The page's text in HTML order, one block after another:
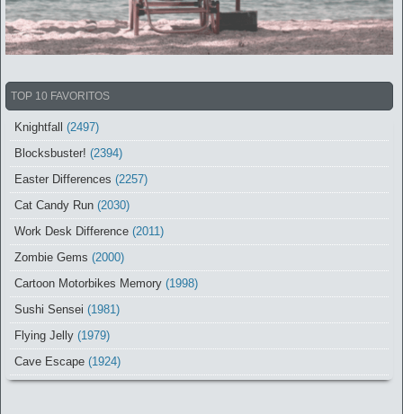
TOP 10 FAVORITOS
Knightfall (2497)
Blocksbuster! (2394)
Easter Differences (2257)
Cat Candy Run (2030)
Work Desk Difference (2011)
Zombie Gems (2000)
Cartoon Motorbikes Memory (1998)
Sushi Sensei (1981)
Flying Jelly (1979)
Cave Escape (1924)